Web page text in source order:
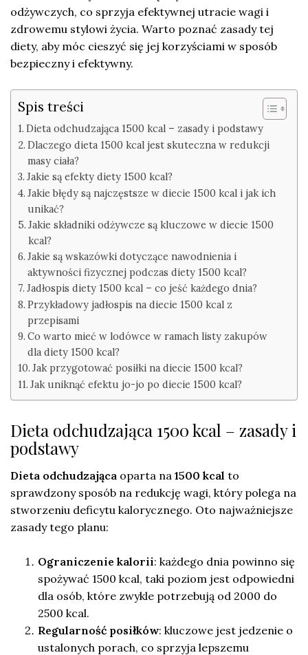
odżywczych, co sprzyja efektywnej utracie wagi i
zdrowemu stylowi życia. Warto poznać zasady tej
diety, aby móc cieszyć się jej korzyściami w sposób
bezpieczny i efektywny.
Spis treści
Dieta odchudzająca 1500 kcal – zasady i podstawy
Dlaczego dieta 1500 kcal jest skuteczna w redukcji
masy ciała?
Jakie są efekty diety 1500 kcal?
Jakie błędy są najczęstsze w diecie 1500 kcal i jak ich
unikać?
Jakie składniki odżywcze są kluczowe w diecie 1500
kcal?
Jakie są wskazówki dotyczące nawodnienia i
aktywności fizycznej podczas diety 1500 kcal?
Jadłospis diety 1500 kcal – co jeść każdego dnia?
Przykładowy jadłospis na diecie 1500 kcal z
przepisami
Co warto mieć w lodówce w ramach listy zakupów
dla diety 1500 kcal?
Jak przygotować posiłki na diecie 1500 kcal?
Jak uniknąć efektu jo-jo po diecie 1500 kcal?
Dieta odchudzająca 1500 kcal – zasady i
podstawy
Dieta odchudzająca oparta na1500 kcal to
sprawdzony sposób na redukcję wagi, który polega na
stworzeniu deficytu kalorycznego. Oto najważniejsze
zasady tego planu:
Ograniczenie kalorii: każdego dnia powinno się
spożywać 1500 kcal, taki poziom jest odpowiedni
dla osób, które zwykle potrzebują od 2000 do
2500 kcal.
Regularność posiłków: kluczowe jest jedzenie o
ustalonych porach, co sprzyja lepszemu